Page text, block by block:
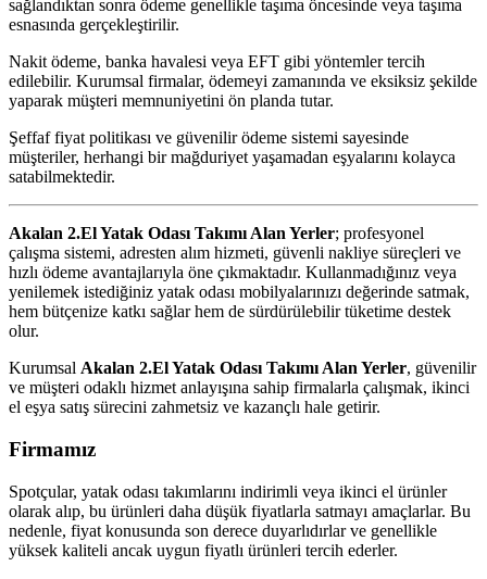
sağlandıktan sonra ödeme genellikle taşıma öncesinde veya taşıma
esnasında gerçekleştirilir.
Nakit ödeme, banka havalesi veya EFT gibi yöntemler tercih
edilebilir. Kurumsal firmalar, ödemeyi zamanında ve eksiksiz şekilde
yaparak müşteri memnuniyetini ön planda tutar.
Şeffaf fiyat politikası ve güvenilir ödeme sistemi sayesinde
müşteriler, herhangi bir mağduriyet yaşamadan eşyalarını kolayca
satabilmektedir.
Akalan 2.El Yatak Odası Takımı Alan Yerler; profesyonel
çalışma sistemi, adresten alım hizmeti, güvenli nakliye süreçleri ve
hızlı ödeme avantajlarıyla öne çıkmaktadır. Kullanmadığınız veya
yenilemek istediğiniz yatak odası mobilyalarınızı değerinde satmak,
hem bütçenize katkı sağlar hem de sürdürülebilir tüketime destek
olur.
Kurumsal Akalan 2.El Yatak Odası Takımı Alan Yerler, güvenilir
ve müşteri odaklı hizmet anlayışına sahip firmalarla çalışmak, ikinci
el eşya satış sürecini zahmetsiz ve kazançlı hale getirir.
Firmamız
Spotçular, yatak odası takımlarını indirimli veya ikinci el ürünler
olarak alıp, bu ürünleri daha düşük fiyatlarla satmayı amaçlarlar. Bu
nedenle, fiyat konusunda son derece duyarlıdırlar ve genellikle
yüksek kaliteli ancak uygun fiyatlı ürünleri tercih ederler.